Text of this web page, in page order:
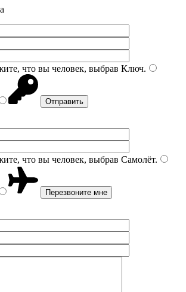
что вы человек, выбрав Ключ.
что вы человек, выбрав Самолёт.